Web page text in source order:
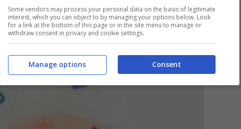
Some vendors may process your personal data on the basis of legitimate
interest, which you can object to by managing your options below. Look
for a link at the bottom of this page or in the site menu to manage or
withdraw consent in privacy and cookie settings.
Consent
Manage options